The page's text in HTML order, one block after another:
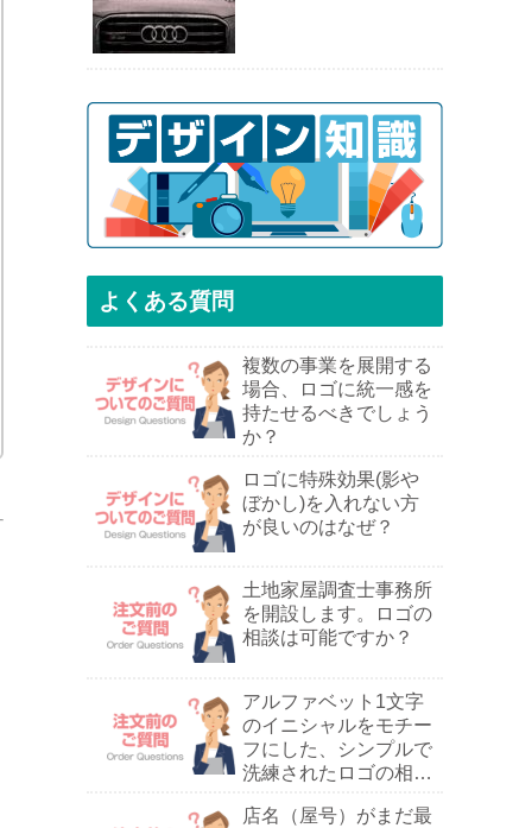
よくある質問
複数の事業を展開する
場合、ロゴに統一感を
持たせるべきでしょう
か？
ロゴに特殊効果(影や
ぼかし)を入れない方
が良いのはなぜ？
土地家屋調査士事務所
を開設します。ロゴの
相談は可能ですか？
アルファベット1文字
のイニシャルをモチー
フにした、シンプルで
洗練されたロゴの相談
店名（屋号）がまだ最